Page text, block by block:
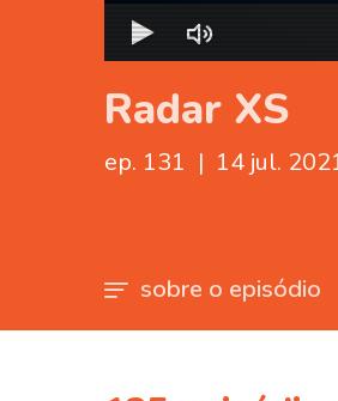
Radar XS
ep. 131 | 14 jul.
sobre o episódio